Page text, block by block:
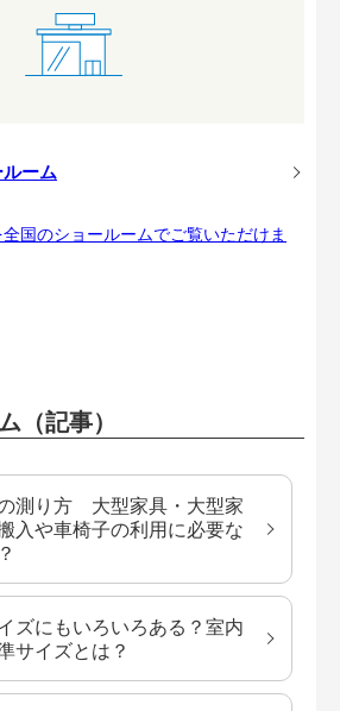
ーム
国のショールームでご覧いただけま
（記事）
測り方 大型家具・大型家
入や車椅子の利用に必要な
ズにもいろいろある？室内
サイズとは？